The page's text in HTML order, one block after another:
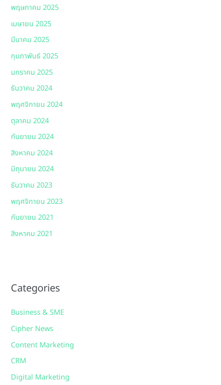
พฤษภาคม 2025
เมษายน 2025
มีนาคม 2025
กุมภาพันธ์ 2025
มกราคม 2025
ธันวาคม 2024
พฤศจิกายน 2024
ตุลาคม 2024
กันยายน 2024
สิงหาคม 2024
มิถุนายน 2024
ธันวาคม 2023
พฤศจิกายน 2023
กันยายน 2021
สิงหาคม 2021
Categories
Business & SME
Cipher News
Content Marketing
CRM
Digital Marketing